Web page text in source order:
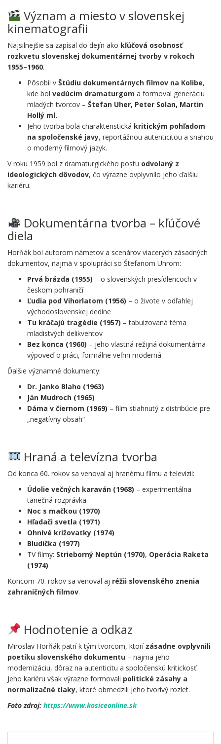
Význam a miesto v slovenskej
kinematografii
Najsilnejšie sa zapísal do dejín ako kľúčová osobnosť
rozkvetu slovenskej dokumentárnej tvorby v rokoch
1955–1960.
Pôsobil v Štúdiu dokumentárnych filmov na Kolibe,
kde bol vedúcim dramaturgom a formoval generáciu
mladých tvorcov – Štefan Uher, Peter Solan, Martin
Hollý ml.
Jeho tvorba bola charakteristická kritickým pohľadom
na spoločenské javy, reportážnou autenticitou a snahou
o moderný filmový jazyk.
V roku 1959 bol z dramaturgického postu odvolaný z
ideologických dôvodov, čo výrazne ovplyvnilo jeho ďalšiu
kariéru.
Dokumentárna tvorba – kľúčové
diela
Horňák bol autorom námetov a scenárov viacerých zásadných
dokumentov, najmä v spolupráci so Štefanom Uhrom:
Prvá brázda (1955) – o slovenských presídlencoch v
českom pohraničí
Ľudia pod Vihorlatom (1956) – o živote v odľahlej
východoslovenskej dedine
Tu kráčajú tragédie (1957) – tabuizovaná téma
mladistvých delikventov
Bez konca (1960) – jeho vlastná režijná dokumentárna
výpoveď o práci, formálne veľmi moderná
Ďalšie významné dokumenty:
Dr. Janko Blaho (1963)
Ján Mudroch (1965)
Dáma v čiernom (1969) – film stiahnutý z distribúcie pre
„negatívny obsah“
Hraná a televízna tvorba
Od konca 60. rokov sa venoval aj hranému filmu a televízii:
Údolie večných karaván (1968) – experimentálna
tanečná rozprávka
Noc s mačkou (1970)
Hľadači svetla (1971)
Ohnivé križovatky (1974)
Bludička (1977)
TV filmy: Strieborný Neptún (1970), Operácia Raketa
(1974)
Koncom 70. rokov sa venoval aj réžii slovenského znenia
zahraničných filmov.
Hodnotenie a odkaz
Miroslav Horňák patrí k tým tvorcom, ktorí zásadne ovplyvnili
poetiku slovenského dokumentu – najmä jeho
modernizáciu, dôraz na autenticitu a spoločenskú kritickosť.
Jeho kariéru však výrazne formovali politické zásahy a
normalizačné tlaky, ktoré obmedzili jeho tvorivý rozlet.
Foto zdroj: https://www.kosiceonline.sk